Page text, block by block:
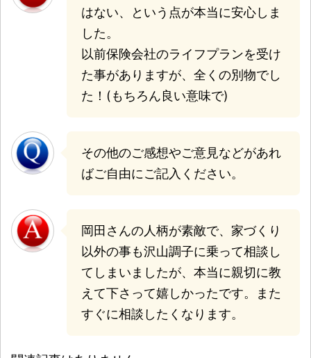
はない、という点が本当に安心しま
した。
以前保険会社のライフプランを受け
た事がありますが、全くの別物でし
た！(もちろん良い意味で)
その他のご感想やご意見などがあれ
ばご自由にご記入ください。
岡田さんの人柄が素敵で、家づくり
以外の事も沢山調子に乗って相談し
てしまいましたが、本当に親切に教
えて下さって嬉しかったです。また
すぐに相談したくなります。